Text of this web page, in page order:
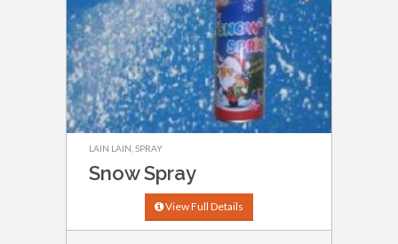
LAIN LAIN SPRAY
Snow Spray
View Full Details